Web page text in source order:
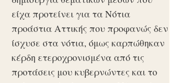
είχα προτείνει για τα Νότια
προάστια Αττικής που προφανώς δεν
ίσχυσε στα νότια, όμως καρπώθηκαν
κέρδη ετεροχρονισμένα από τις
προτάσεις μου κυβερνώντες και το